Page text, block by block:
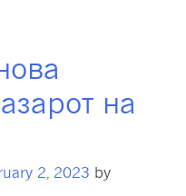
на
2, 2023 by